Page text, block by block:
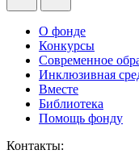
О фонде
Конкурсы
Современное
Инклюзивная
Вместе
Библиотека
Помощь фонду
Контакты: